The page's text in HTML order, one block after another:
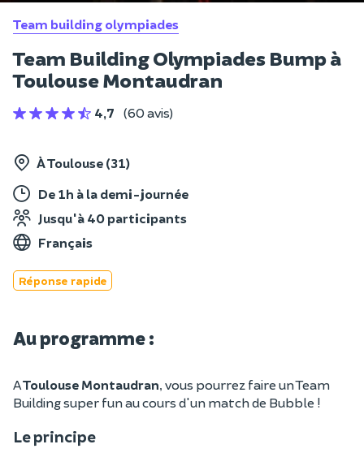
Team building olympiades
Team Building Olympiades Bump à
Toulouse Montaudran
4,7 (60 avis)
À Toulouse (31)
De 1h à la demi-journée
Jusqu'à 40 participants
Français
Réponse rapide
Au programme :
AToulouse Montaudran, vous pourrez faire un Team
Building super fun au cours d'un match de Bubble !
Le principe